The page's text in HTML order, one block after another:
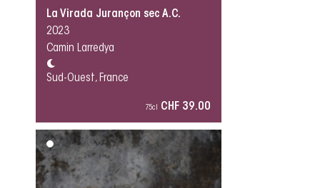
La Virada Jurançon sec A.C.
2023
Camin Larredya
Sud-Ouest, France
75cl CHF 39.00